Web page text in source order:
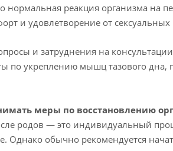
нормальная реакция организма на
и удовлетворение от
и затруднения на
по укреплению мышц тазового
меры по восстановлению
родов — это индивидуальный
обычно рекомендуется